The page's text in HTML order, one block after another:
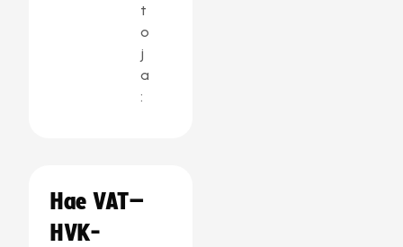
t
o
j
a
:
Hae VAT–
HVK-